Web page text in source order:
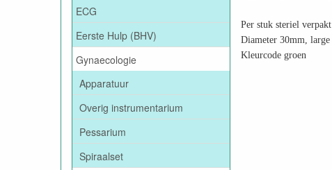
ECG
Eerste Hulp (BHV)
Gynaecologie
Apparatuur
Overig instrumentarium
Pessarium
Spiraalset
Per stuk steriel verpakt
Diameter 30mm, large
Kleurcode groen